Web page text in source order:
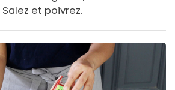
et poivrez.